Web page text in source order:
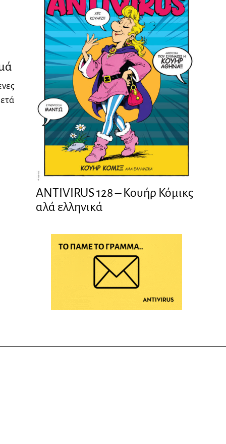
ANTIVIRUS 128 – Kουήρ Κόμικς
αλά ελληνικά